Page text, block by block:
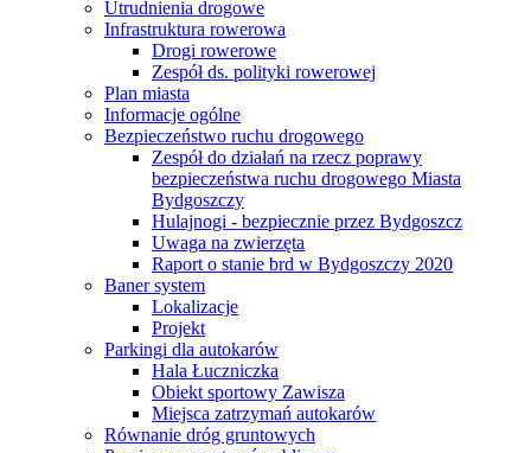
Utrudnienia drogowe
Infrastruktura rowerowa
Drogi rowerowe
Zespół ds. polityki rowerowej
Plan miasta
Informacje ogólne
Bezpieczeństwo ruchu drogowego
Zespół do działań na rzecz poprawy
bezpieczeństwa ruchu drogowego Miasta
Bydgoszczy
Hulajnogi - bezpiecznie przez Bydgoszcz
Uwaga na zwierzęta
Raport o stanie brd w Bydgoszczy 2020
Baner system
Lokalizacje
Projekt
Parkingi dla autokarów
Hala Łuczniczka
Obiekt sportowy Zawisza
Miejsca zatrzymań autokarów
Równanie dróg gruntowych